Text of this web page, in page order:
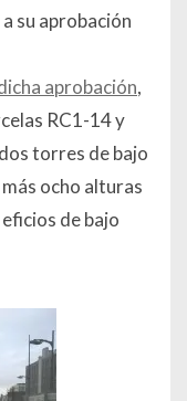
su aprobación
aprobación,
RC1-14 y
torres de bajo
ocho alturas
de bajo